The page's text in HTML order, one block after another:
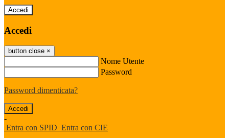
Accedi
Accedi
button close ×
Nome Utente
Password
Password dimenticata?
-
Entra con SPID Entra con CIE